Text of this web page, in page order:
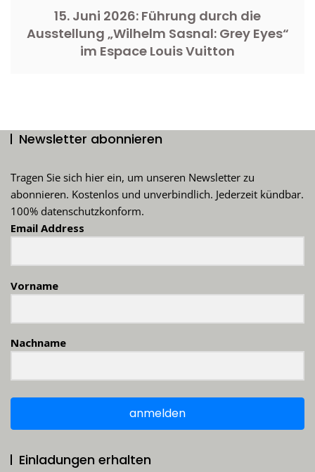
15. Juni 2026: Führung durch die
Ausstellung „Wilhelm Sasnal: Grey Eyes“
im Espace Louis Vuitton
Newsletter abonnieren
Tragen Sie sich hier ein, um unseren Newsletter zu
abonnieren. Kostenlos und unverbindlich. Jederzeit kündbar.
100% datenschutzkonform.
Email Address
Vorname
Nachname
anmelden
Einladungen erhalten